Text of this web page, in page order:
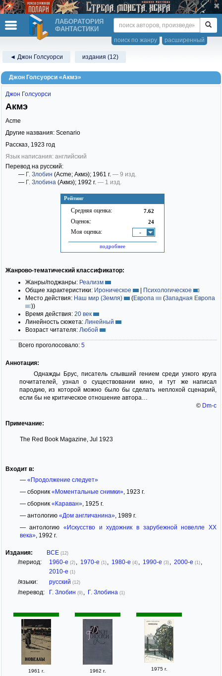
ЛАБОРАТОРИЯ
ФАНТАСТИКИ
расширенный
поиск по жанру
◄ Джон Голсуорси издания (12)
Джон Голсуорси «Акмэ»
Рейтинг
Средняя оценка: 7.62
Оценок: 24
Моя оценка: -
подробнее
Джон Голсуорси
Акмэ
Acme
Другие названия: Scenario
Рассказ, 1923 год
Язык написания: английский
Перевод на русский:
— Г. Злобин (Acme; Акмэ); 1961 г. — 9 изд.
— Г. Злобина (Акмэ); 1992 г. — 1 изд.
Жанрово-тематический классификатор:
Жанры/поджанры: Реализм
Общие характеристики: Ироническое | Психологическое
Место действия: Наш мир (Земля) (Европа (Западная Европа
))
Время действия: 20 век
Линейность сюжета: Линейный
Возраст читателя: Любой
Всего проголосовало: 5
Аннотация:
Однажды Брус, писатель слывший гением среди узкого круга
почитателей, узнал о существовании кино, и тут же написал
пародию, из которой можно было бы сделать неплохой сценарий,
если бы не критическое отношение автора…
© Dm-c
Примечание:
The Red Book Magazine, Jul 1923
Входит в:
— «Продолжение следует»
— сборник «Моментальные снимки», 1923 г.
— сборник «Караван», 1925 г.
— антологию «Дом англичанина», 1989 г.
— антологию«Искусство и художник в зарубежной новелле ХХ
века», 1992 г.
Издания: ВСЕ (12)
/период: 1960-е (2) 1970-е (1) 1980-е (4) 1990-е (3) 2000-е (1)
2010-е (1)
/языки: русский (12)
/перевод: Г. Злобин (9) Г. Злобина (1)
1961 г. 1962 г. 1975 г.